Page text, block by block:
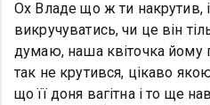
Ох Владе що ж ти накрутив,
викручуватись, чи це він
думаю, наша квіточка йому
так не крутився, цікаво
що її доня вагітна і то ще